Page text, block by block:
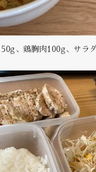
、鶏胸肉100g、サラダ